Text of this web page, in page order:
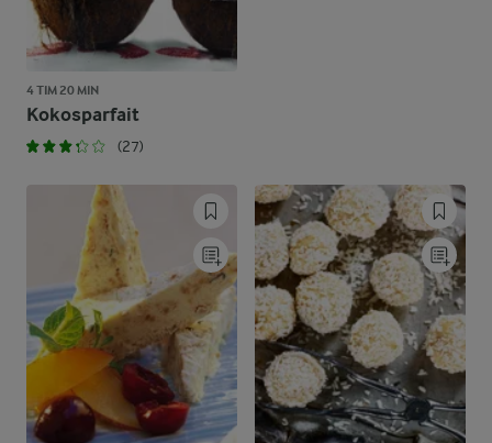
4 TIM 20 MIN
Kokosparfait
(27)